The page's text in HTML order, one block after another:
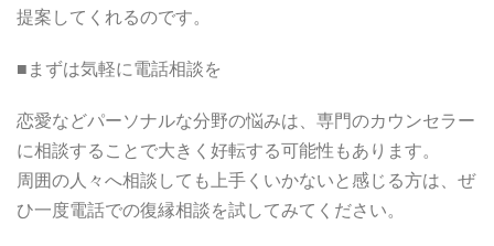
提案してくれるのです。
■まずは気軽に電話相談を
恋愛などパーソナルな分野の悩みは、専門のカウンセラー
に相談することで大きく好転する可能性もあります。
周囲の人々へ相談しても上手くいかないと感じる方は、ぜ
ひ一度電話での復縁相談を試してみてください。